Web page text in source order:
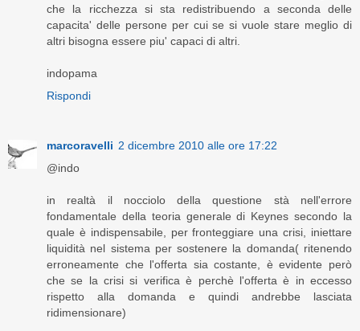
che la ricchezza si sta redistribuendo a seconda delle
capacita' delle persone per cui se si vuole stare meglio di
altri bisogna essere piu' capaci di altri.
indopama
Rispondi
marcoravelli 2 dicembre 2010 alle ore 17:22
@indo
in realtà il nocciolo della questione stà nell'errore
fondamentale della teoria generale di Keynes secondo la
quale è indispensabile, per fronteggiare una crisi, iniettare
liquidità nel sistema per sostenere la domanda( ritenendo
erroneamente che l'offerta sia costante, è evidente però
che se la crisi si verifica è perchè l'offerta è in eccesso
rispetto alla domanda e quindi andrebbe lasciata
ridimensionare)